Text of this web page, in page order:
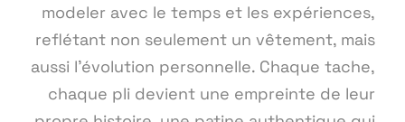
modeler avec le temps et les expériences,
reflétant non seulement un vêtement, mais
aussi l'évolution personnelle. Chaque tache,
chaque pli devient une empreinte de leur